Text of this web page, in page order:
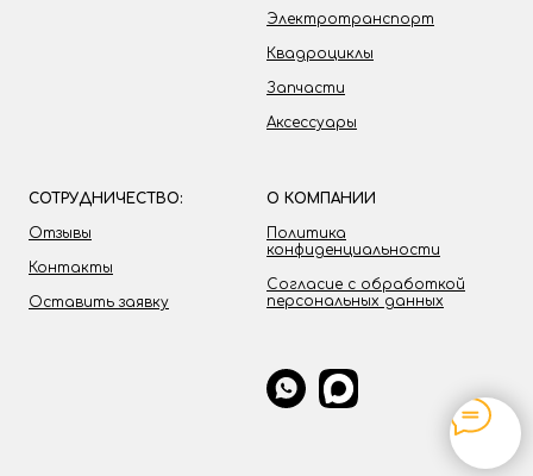
Электротранспорт
Квадроциклы
Запчасти
Аксессуары
СОТРУДНИЧЕСТВО:
Отзывы
Контакты
Оставить заявку
О КОМПАНИИ
Политика
конфиденциальности
Согласие с обработкой
персональных данных